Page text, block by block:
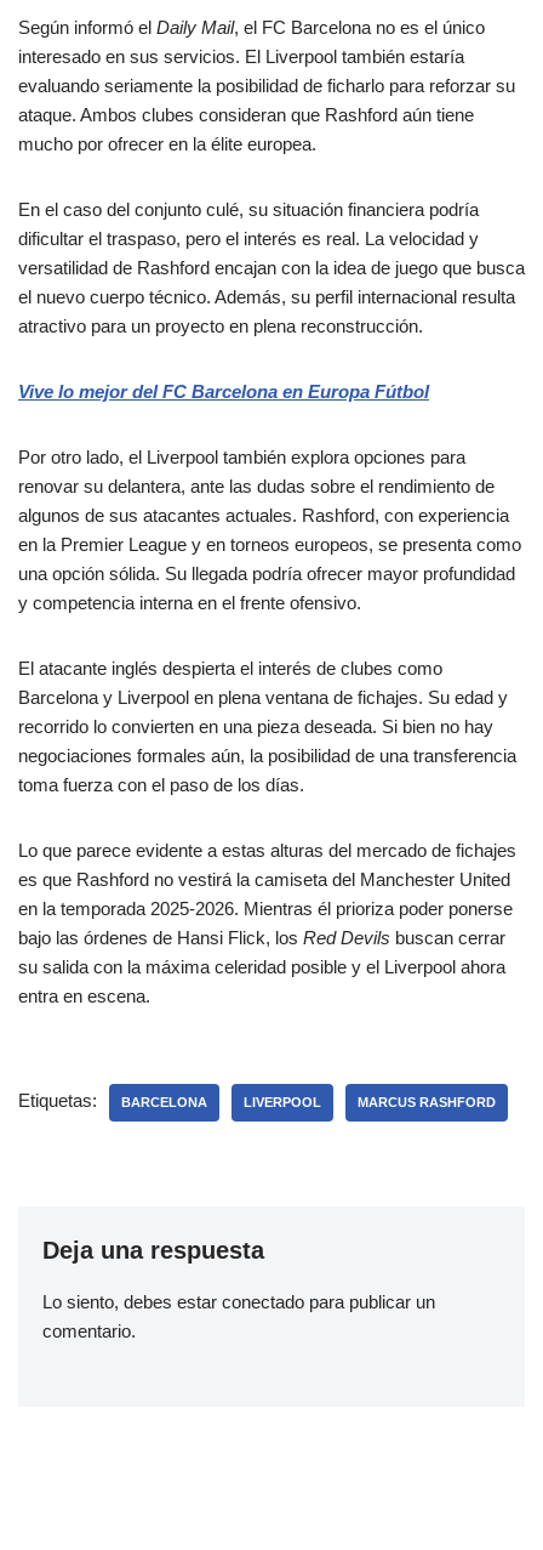
Según informó el Daily Mail, el FC Barcelona no es el único
interesado en sus servicios. El Liverpool también estaría
evaluando seriamente la posibilidad de ficharlo para reforzar su
ataque. Ambos clubes consideran que Rashford aún tiene
mucho por ofrecer en la élite europea.
En el caso del conjunto culé, su situación financiera podría
dificultar el traspaso, pero el interés es real. La velocidad y
versatilidad de Rashford encajan con la idea de juego que busca
el nuevo cuerpo técnico. Además, su perfil internacional resulta
atractivo para un proyecto en plena reconstrucción.
Vive lo mejor del FC Barcelona en Europa Fútbol
Por otro lado, el Liverpool también explora opciones para
renovar su delantera, ante las dudas sobre el rendimiento de
algunos de sus atacantes actuales. Rashford, con experiencia
en la Premier League y en torneos europeos, se presenta como
una opción sólida. Su llegada podría ofrecer mayor profundidad
y competencia interna en el frente ofensivo.
El atacante inglés despierta el interés de clubes como
Barcelona y Liverpool en plena ventana de fichajes. Su edad y
recorrido lo convierten en una pieza deseada. Si bien no hay
negociaciones formales aún, la posibilidad de una transferencia
toma fuerza con el paso de los días.
Lo que parece evidente a estas alturas del mercado de fichajes
es que Rashford no vestirá la camiseta del Manchester United
en la temporada 2025-2026. Mientras él prioriza poder ponerse
bajo las órdenes de Hansi Flick, los Red Devils buscan cerrar
su salida con la máxima celeridad posible y el Liverpool ahora
entra en escena.
Etiquetas: BARCELONA LIVERPOOL MARCUS RASHFORD
Deja una respuesta
Lo siento, debes estar conectado para publicar un
comentario.